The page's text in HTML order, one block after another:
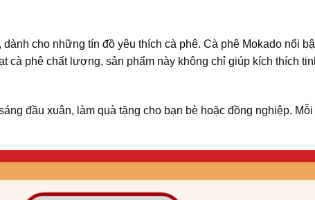
, dành cho những tín đồ yêu thích cà phê. Cà phê Mokado nổi
phê chất lượng, sản phẩm này không chỉ giúp kích thích
đầu xuân, làm quà tặng cho bạn bè hoặc đồng nghiệp.